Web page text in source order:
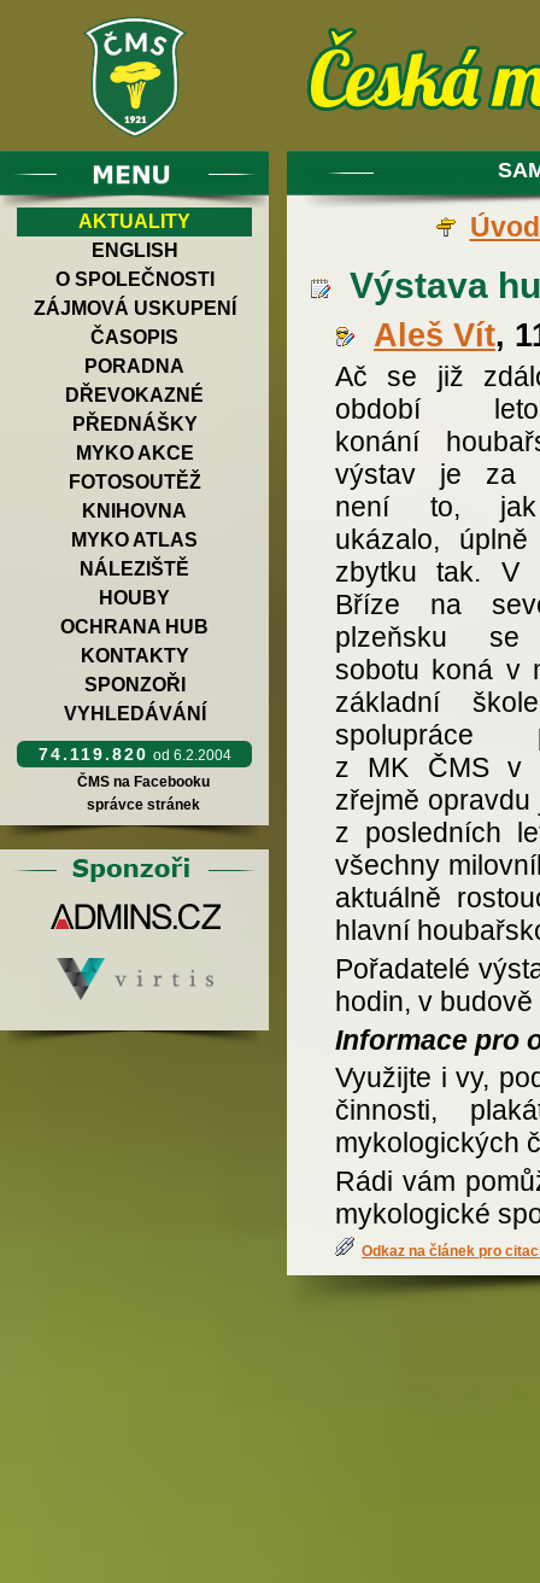
AKTUALITY
ENGLISH
O SPOLEČNOSTI
ZÁJMOVÁ USKUPENÍ
ČASOPIS
PORADNA
DŘEVOKAZNÉ
PŘEDNÁŠKY
MYKO AKCE
FOTOSOUTĚŽ
KNIHOVNA
MYKO ATLAS
NÁLEZIŠTĚ
HOUBY
OCHRANA HUB
KONTAKTY
SPONZOŘI
VYHLEDÁVÁNÍ
74.119.820 od 6.2.2004
ČMS na Facebooku
správce stránek
Výstava
Aleš Vít,
Ač se již
období
konání
výstav je za
není to,
ukázalo, úplně
zbytku tak. V
Bříze na
plzeňsku
sobotu koná v
základní
spolupráce
z MK ČMS v
zřejmě opravdu
z posledních
všechny
aktuálně
hlavní
Pořadatelé
hodin, v
Informace pro
Využijte i vy,
činnosti,
mykologických
Rádi vám
mykologické
Odkaz na článek pro